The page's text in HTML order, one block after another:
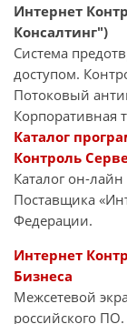
Интернет
Консалтинг")
Система
доступом.
Потоковый
Корпоративная
Каталог
Контроль
Каталог он-
Поставщика
Федерации.
Интернет
Бизнеса
Межсетевой
российского